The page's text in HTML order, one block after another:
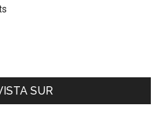
SUR